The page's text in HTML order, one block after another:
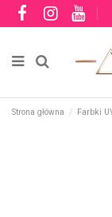
Strona główna Farbki